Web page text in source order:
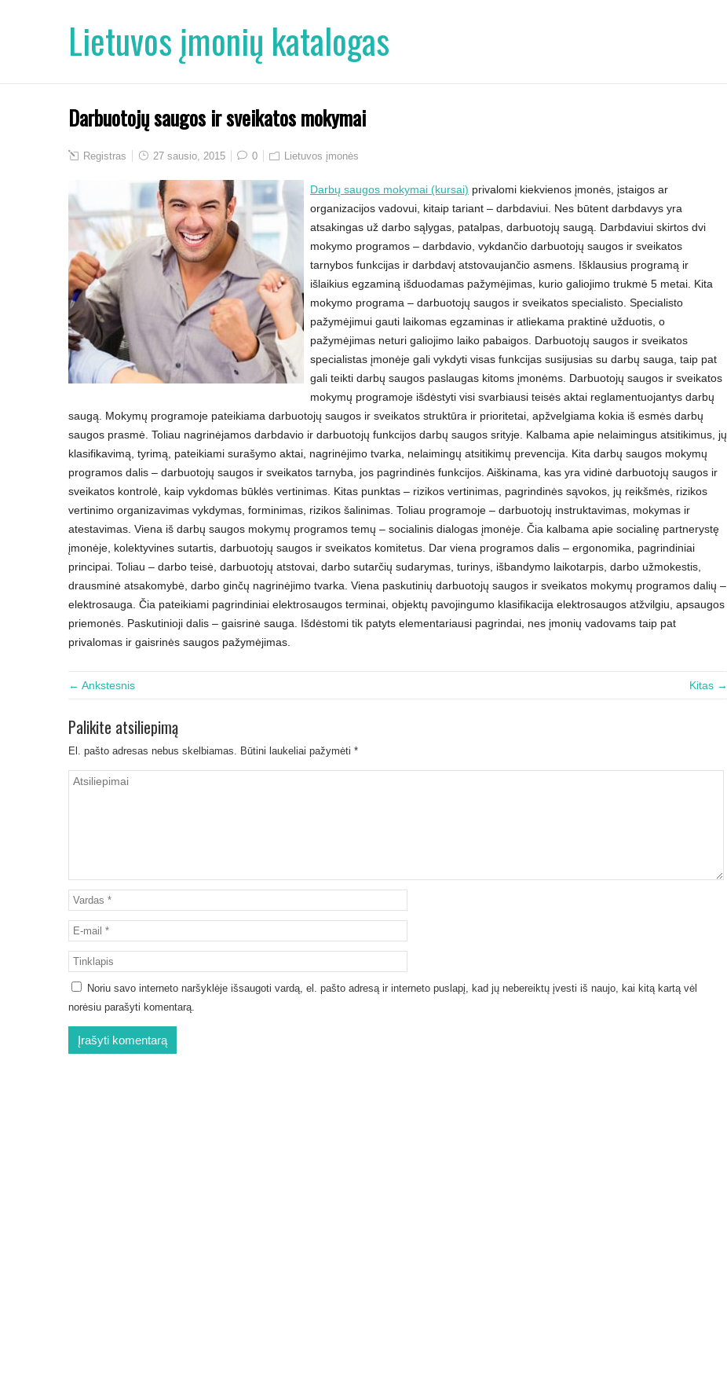
Lietuvos įmonių katalogas
Darbuotojų saugos ir sveikatos mokymai
Registras 27 sausio, 2015 0 Lietuvos įmonės
Darbų saugos mokymai (kursai) privalomi kiekvienos įmonės, įstaigos ar
organizacijos vadovui, kitaip tariant – darbdaviui. Nes būtent darbdavys yra
atsakingas už darbo sąlygas, patalpas, darbuotojų saugą. Darbdaviui skirtos dvi
mokymo programos – darbdavio, vykdančio darbuotojų saugos ir sveikatos
tarnybos funkcijas ir darbdavį atstovaujančio asmens. Išklausius programą ir
išlaikius egzaminą išduodamas pažymėjimas, kurio galiojimo trukmė 5 metai. Kita
mokymo programa – darbuotojų saugos ir sveikatos specialisto. Specialisto
pažymėjimui gauti laikomas egzaminas ir atliekama praktinė užduotis, o
pažymėjimas neturi galiojimo laiko pabaigos. Darbuotojų saugos ir sveikatos
specialistas įmonėje gali vykdyti visas funkcijas susijusias su darbų sauga, taip pat
gali teikti darbų saugos paslaugas kitoms įmonėms. Darbuotojų saugos ir sveikatos
mokymų programoje išdėstyti visi svarbiausi teisės aktai reglamentuojantys darbų
saugą. Mokymų programoje pateikiama darbuotojų saugos ir sveikatos struktūra ir prioritetai, apžvelgiama kokia iš esmės darbų
saugos prasmė. Toliau nagrinėjamos darbdavio ir darbuotojų funkcijos darbų saugos srityje. Kalbama apie nelaimingus atsitikimus, jų
klasifikavimą, tyrimą, pateikiami surašymo aktai, nagrinėjimo tvarka, nelaimingų atsitikimų prevencija. Kita darbų saugos mokymų
programos dalis – darbuotojų saugos ir sveikatos tarnyba, jos pagrindinės funkcijos. Aiškinama, kas yra vidinė darbuotojų saugos ir
sveikatos kontrolė, kaip vykdomas būklės vertinimas. Kitas punktas – rizikos vertinimas, pagrindinės sąvokos, jų reikšmės, rizikos
vertinimo organizavimas vykdymas, forminimas, rizikos šalinimas. Toliau programoje – darbuotojų instruktavimas, mokymas ir
atestavimas. Viena iš darbų saugos mokymų programos temų – socialinis dialogas įmonėje. Čia kalbama apie socialinę partnerystę
įmonėje, kolektyvines sutartis, darbuotojų saugos ir sveikatos komitetus. Dar viena programos dalis – ergonomika, pagrindiniai
principai. Toliau – darbo teisė, darbuotojų atstovai, darbo sutarčių sudarymas, turinys, išbandymo laikotarpis, darbo užmokestis,
drausminė atsakomybė, darbo ginčų nagrinėjimo tvarka. Viena paskutinių darbuotojų saugos ir sveikatos mokymų programos dalių –
elektrosauga. Čia pateikiami pagrindiniai elektrosaugos terminai, objektų pavojingumo klasifikacija elektrosaugos atžvilgiu, apsaugos
priemonės. Paskutinioji dalis – gaisrinė sauga. Išdėstomi tik patyts elementariausi pagrindai, nes įmonių vadovams taip pat
privalomas ir gaisrinės saugos pažymėjimas.
← Ankstesnis Kitas →
Palikite atsiliepimą
El. pašto adresas nebus skelbiamas. Būtini laukeliai pažymėti *
Noriu savo interneto naršyklėje išsaugoti vardą, el. pašto adresą ir interneto puslapį, kad jų nebereiktų įvesti iš naujo, kai kitą kartą vėl
norėsiu parašyti komentarą.